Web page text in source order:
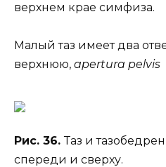
верхнем крае симфиза.
Малый таз имеет два
верхнюю, apertura pelvis
Рис. 36.Таз и
спереди и сверху.